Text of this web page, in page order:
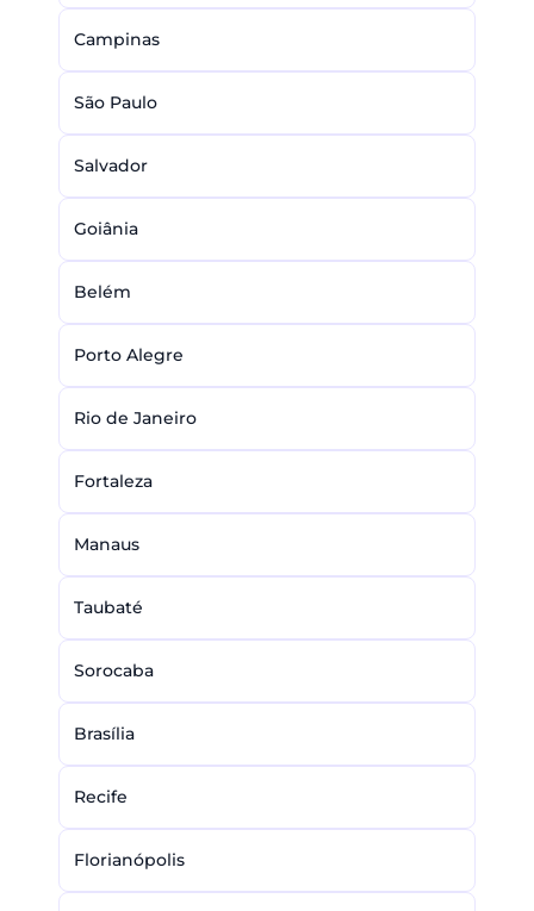
Campinas
São Paulo
Salvador
Goiânia
Belém
Porto Alegre
Rio de Janeiro
Fortaleza
Manaus
Taubaté
Sorocaba
Brasília
Recife
Florianópolis